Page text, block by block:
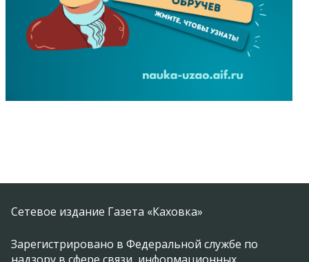
Сетевое издание Газета «Каховка»
Зарегистрировано в Федеральной службе по